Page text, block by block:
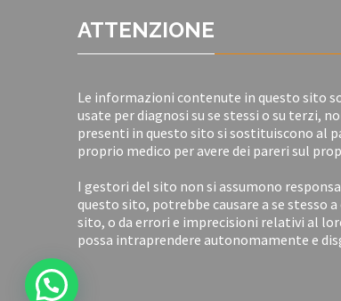
ATTENZIONE
Le informazioni contenute in questo sito
usate per diagnosi su se stessi o su terzi,
presenti in questo sito si sostituiscono al
proprio medico per avere dei pareri sul
I gestori del sito non si assumono
questo sito, potrebbe causare a se
sito, o da errori e imprecisioni relativi al
possa intraprendere autonomamente e